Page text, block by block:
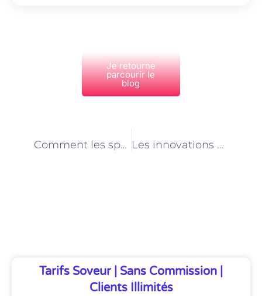
Je retourne
parcourir le
blog
Comment les spécialistes de l’alimentation animale à Paris s’adaptent-ils aux changements climatiques ? Les innovations en matière de production d’aliments pour animaux à Paris : les avancées des spécialistes
Tarifs Soveur | Sans Commission |
Clients Illimités